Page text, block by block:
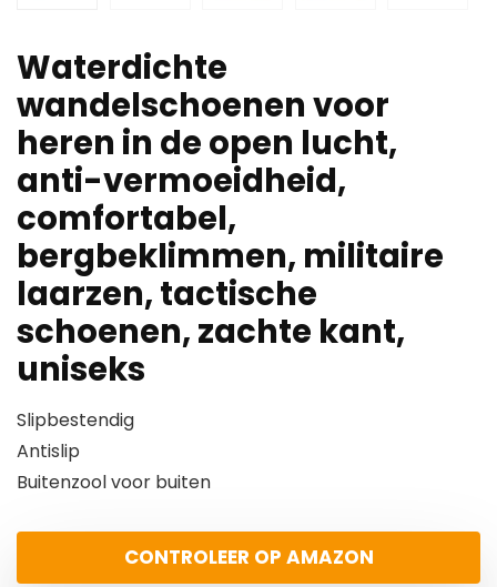
Waterdichte
wandelschoenen voor
heren in de open lucht,
anti-vermoeidheid,
comfortabel,
bergbeklimmen, militaire
laarzen, tactische
schoenen, zachte kant,
uniseks
Slipbestendig
Antislip
Buitenzool voor buiten
CONTROLEER OP AMAZON